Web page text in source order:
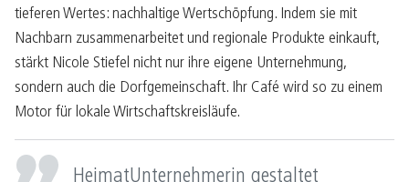
tieferen Wertes: nachhaltige Wertschöpfung. Indem sie mit
Nachbarn zusammenarbeitet und regionale Produkte einkauft,
stärkt Nicole Stiefel nicht nur ihre eigene Unternehmung,
sondern auch die Dorfgemeinschaft. Ihr Café wird so zu einem
Motor für lokale Wirtschaftskreisläufe.
HeimatUnternehmerin gestaltet